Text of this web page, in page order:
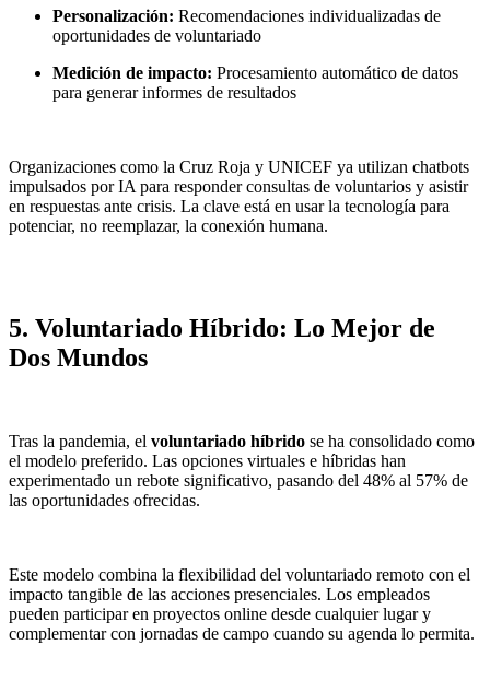
Personalización: Recomendaciones individualizadas de
oportunidades de voluntariado
Medición de impacto: Procesamiento automático de datos
para generar informes de resultados
Organizaciones como la Cruz Roja y UNICEF ya utilizan chatbots
impulsados por IA para responder consultas de voluntarios y asistir
en respuestas ante crisis. La clave está en usar la tecnología para
potenciar, no reemplazar, la conexión humana.
5. Voluntariado Híbrido: Lo Mejor de
Dos Mundos
Tras la pandemia, el voluntariado híbrido se ha consolidado como
el modelo preferido. Las opciones virtuales e híbridas han
experimentado un rebote significativo, pasando del 48% al 57% de
las oportunidades ofrecidas.
Este modelo combina la flexibilidad del voluntariado remoto con el
impacto tangible de las acciones presenciales. Los empleados
pueden participar en proyectos online desde cualquier lugar y
complementar con jornadas de campo cuando su agenda lo permita.